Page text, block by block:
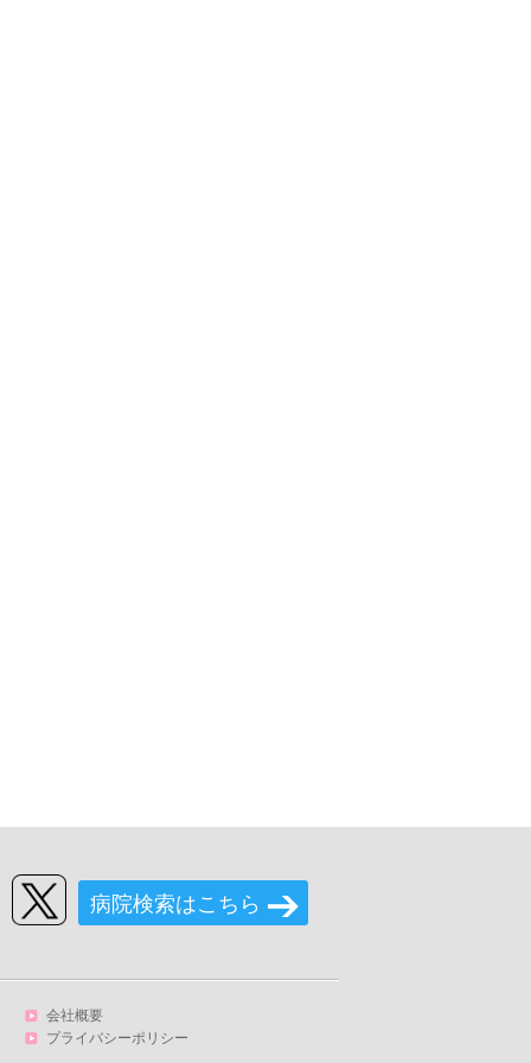
病院検索はこちら
会社概要
プライバシーポリシー